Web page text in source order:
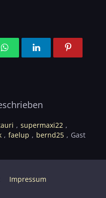
supermaxi22
faelup bernd25 Gast
Impressum